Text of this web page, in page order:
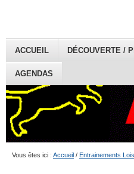
ACCUEIL DÉCOUVERTE /
AGENDAS
Vous êtes ici : Accueil / Entrainements